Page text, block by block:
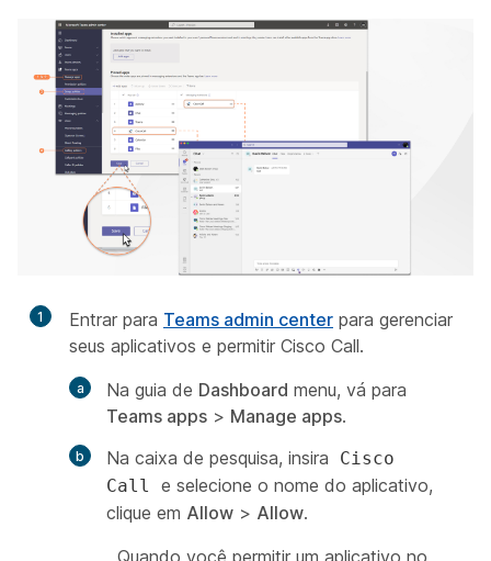
1 Entrar para Teams admin center para gerenciar
seus aplicativos e permitir Cisco Call.
Na guia de Dashboard menu, vá para
Teams apps > Manage apps.
Na caixa de pesquisa, insira
Cisco
Call
e selecione o nome do aplicativo,
clique em Allow > Allow.
Quando você permitir um aplicativo no